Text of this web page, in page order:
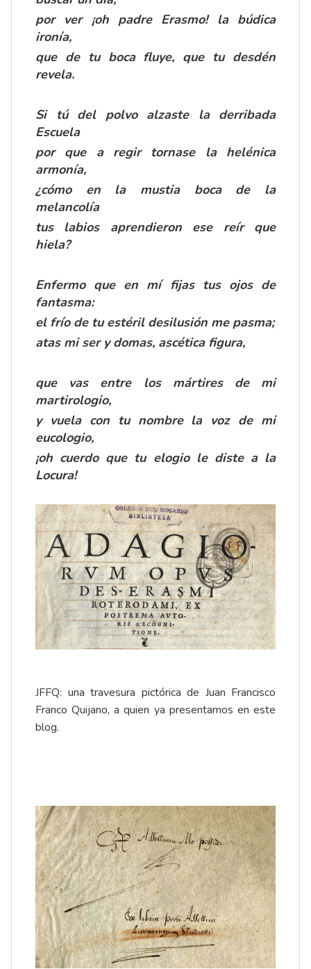
por ver ¡oh padre Erasmo! la búdica
ironía,
que de tu boca fluye, que tu desdén
revela.
Si tú del polvo alzaste la derribada
Escuela
por que a regir tornase la helénica
armonía,
¿cómo en la mustia boca de la
melancolía
tus labios aprendieron ese reír que
hiela?
Enfermo que en mí fijas tus ojos de
fantasma:
el frío de tu estéril desilusión me pasma;
atas mi ser y domas, ascética figura,
que vas entre los mártires de mi
martirologio,
y vuela con tu nombre la voz de mi
eucologio,
¡oh cuerdo que tu elogio le diste a la
Locura!
JFFQ: una travesura pictórica de Juan Francisco
Franco Quijano, a quien ya presentamos en este
blog.